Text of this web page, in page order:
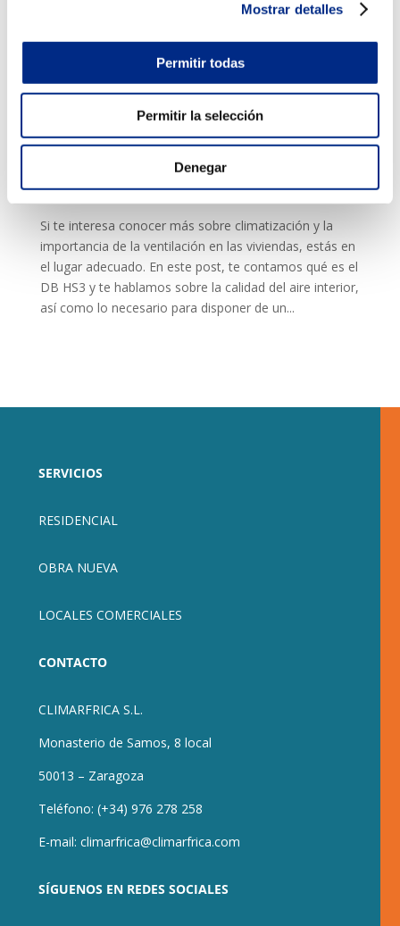
Mostrar detalles
Permitir todas
Permitir la selección
Denegar
Ago 16, 2023|Aire Acondicionado,Novedades
Si te interesa conocer más sobre climatización y la
importancia de la ventilación en las viviendas, estás en
el lugar adecuado. En este post, te contamos qué es el
DB HS3 y te hablamos sobre la calidad del aire interior,
así como lo necesario para disponer de un...
SERVICIOS
RESIDENCIAL
OBRA NUEVA
LOCALES COMERCIALES
CONTACTO
CLIMARFRICA S.L.
Monasterio de Samos, 8 local
50013 – Zaragoza
Teléfono: (+34) 976 278 258
E-mail: climarfrica@climarfrica.com
SÍGUENOS EN REDES SOCIALES